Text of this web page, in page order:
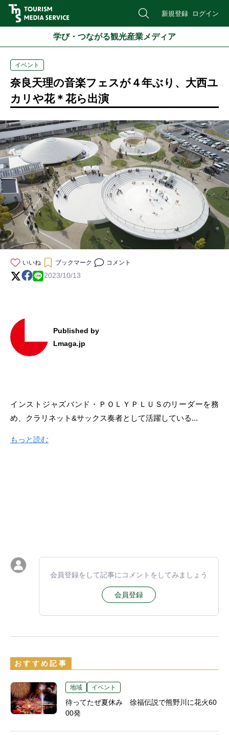
新規登録 ログイン
学び・つながる観光産業メディア
イベント
奈良天理の音楽フェスが４年ぶり、大西ユ
カリや花＊花ら出演
いいね ブックマーク コメント
2023/10/13
Published by
Lmaga.jp
インストジャズバンド・ＰＯＬＹＰＬＵＳのリーダーを務
め、クラリネット&サックス奏者として活躍している...
もっと読む
会員登録をして記事にコメントをしてみましょう
会員登録
おすすめ記事
地域 イベント
待ってたぜ夏休み 徐福伝説で熊野川に花火60
00発